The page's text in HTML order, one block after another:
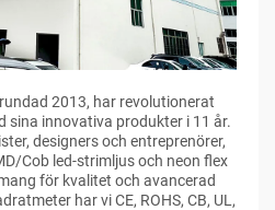
2013, har revolutionerat
sina innovativa produkter i 11 år.
designers och entreprenörer,
Cob led-strimljus och neon flex
för kvalitet och avancerad
har vi CE, ROHS, CB, UL,